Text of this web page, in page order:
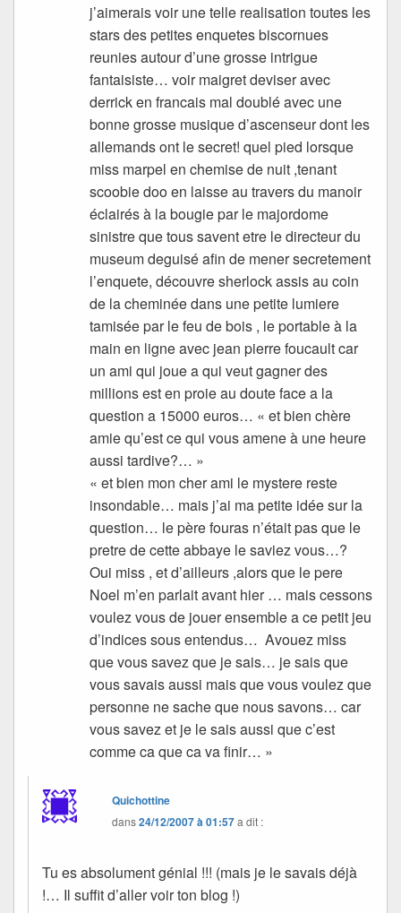
j’aimerais voir une telle realisation toutes les
stars des petites enquetes biscornues
reunies autour d’une grosse intrigue
fantaisiste… voir maigret deviser avec
derrick en francais mal doublé avec une
bonne grosse musique d’ascenseur dont les
allemands ont le secret! quel pied lorsque
miss marpel en chemise de nuit ,tenant
scoobie doo en laisse au travers du manoir
éclairés à la bougie par le majordome
sinistre que tous savent etre le directeur du
museum deguisé afin de mener secretement
l’enquete, découvre sherlock assis au coin
de la cheminée dans une petite lumiere
tamisée par le feu de bois , le portable à la
main en ligne avec jean pierre foucault car
un ami qui joue a qui veut gagner des
millions est en proie au doute face a la
question a 15000 euros… « et bien chère
amie qu’est ce qui vous amene à une heure
aussi tardive?… »
« et bien mon cher ami le mystere reste
insondable… mais j’ai ma petite idée sur la
question… le père fouras n’était pas que le
pretre de cette abbaye le saviez vous…?
Oui miss , et d’ailleurs ,alors que le pere
Noel m’en parlait avant hier … mais cessons
voulez vous de jouer ensemble a ce petit jeu
d’indices sous entendus… Avouez miss
que vous savez que je sais… je sais que
vous savais aussi mais que vous voulez que
personne ne sache que nous savons… car
vous savez et je le sais aussi que c’est
comme ca que ca va finir… »
Quichottine
dans24/12/2007 à 01:57a dit :
Tu es absolument génial !!! (mais je le savais déjà
!… Il suffit d’aller voir ton blog !)